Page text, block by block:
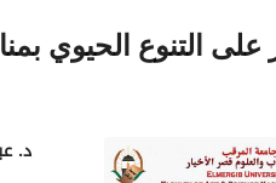
على التنوع الحيوي
د.